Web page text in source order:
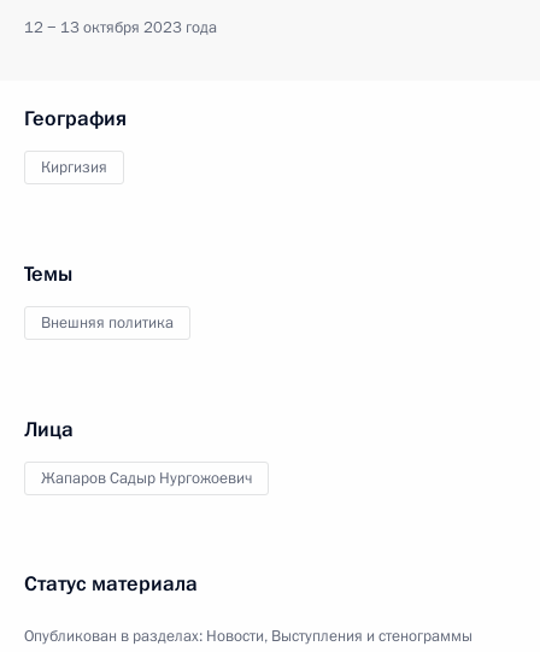
12 − 13 октября 2023 года
География
Киргизия
Темы
Внешняя политика
Лица
Жапаров Садыр Нургожоевич
Статус материала
Опубликован в разделах: Новости, Выступления и стенограммы